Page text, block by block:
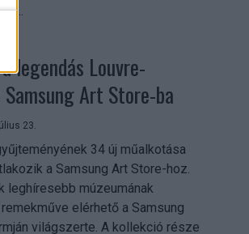
legendás Louvre-
Art Store-ba
23.
34 új műalkotása
a Samsung Art Store-hoz.
leghíresebb múzeumának
elérhető a Samsung
világszerte. A kollekció része